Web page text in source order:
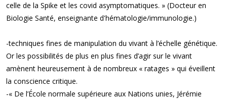
celle de la Spike et les covid asymptomatiques. » (Docteur en
Biologie Santé, enseignante d'hématologie/immunologie.)
-techniques fines de manipulation du vivant à l’échelle génétique.
Or les possibilités de plus en plus fines d’agir sur le vivant
amènent heureusement à de nombreux « ratages » qui éveillent
la conscience critique.
-« De l’École normale supérieure aux Nations unies, Jérémie